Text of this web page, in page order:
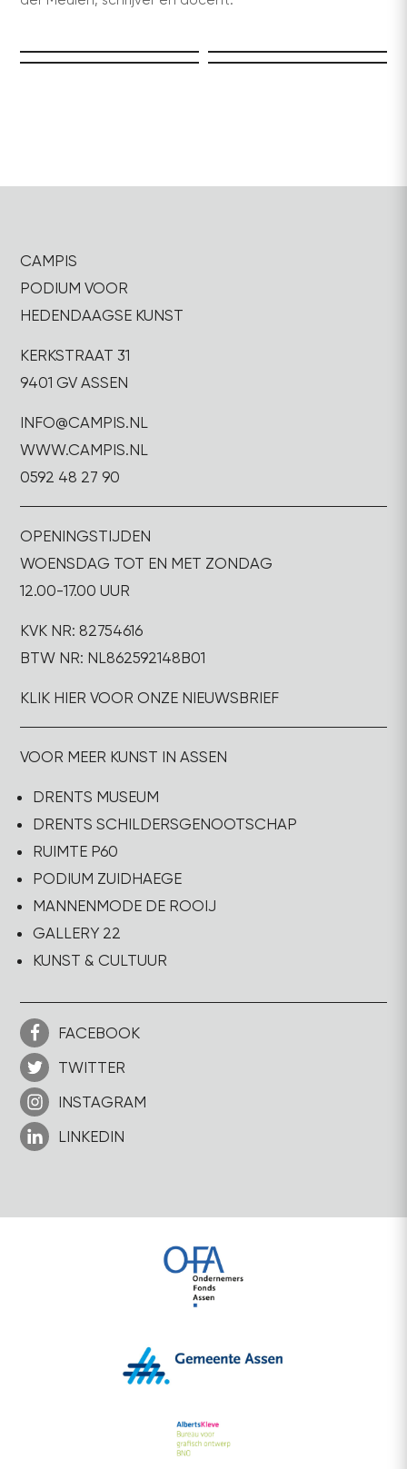
CAMPIS
PODIUM VOOR
HEDENDAAGSE KUNST
KERKSTRAAT 31
9401 GV ASSEN
INFO@CAMPIS.NL
WWW.CAMPIS.NL
0592 48 27 90
OPENINGSTIJDEN
WOENSDAG TOT EN MET ZONDAG
12.00-17.00 UUR
KVK NR: 82754616
BTW NR: NL862592148B01
KLIK HIER VOOR ONZE NIEUWSBRIEF
VOOR MEER KUNST IN ASSEN
DRENTS MUSEUM
DRENTS SCHILDERSGENOOTSCHAP
RUIMTE P60
PODIUM ZUIDHAEGE
MANNENMODE DE ROOIJ
GALLERY 22
KUNST & CULTUUR
FACEBOOK
TWITTER
INSTAGRAM
LINKEDIN